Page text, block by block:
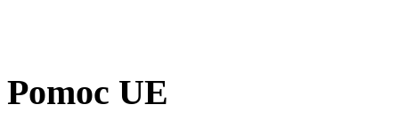
Pomoc UE